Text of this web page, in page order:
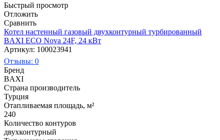
Быстрый просмотр
Отложить
Сравнить
Котел настенный газовый двухконтурный турбированный
BAXI ECO Nova 24F, 24 кВт
Артикул: 100023941
Отзывы: 0
Бренд
BAXI
Страна производитель
Турция
Отапливаемая площадь, м²
240
Количество контуров
двухконтурный